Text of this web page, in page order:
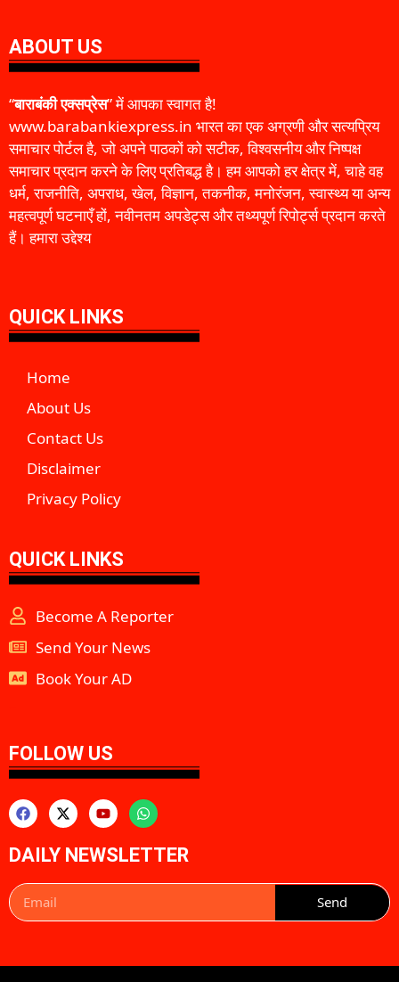
ABOUT US
“बाराबंकी एक्सप्रेस” में आपका स्वागत है!
www.barabankiexpress.in भारत का एक अग्रणी और सत्यप्रिय
समाचार पोर्टल है, जो अपने पाठकों को सटीक, विश्वसनीय और निष्पक्ष
समाचार प्रदान करने के लिए प्रतिबद्ध है। हम आपको हर क्षेत्र में, चाहे वह
धर्म, राजनीति, अपराध, खेल, विज्ञान, तकनीक, मनोरंजन, स्वास्थ्य या अन्य
महत्वपूर्ण घटनाएँ हों, नवीनतम अपडेट्स और तथ्यपूर्ण रिपोर्ट्स प्रदान करते
हैं। हमारा उद्देश्य
QUICK LINKS
Home
About Us
Contact Us
Disclaimer
Privacy Policy
QUICK LINKS
Become A Reporter
Send Your News
Book Your AD
FOLLOW US
DAILY NEWSLETTER
Send